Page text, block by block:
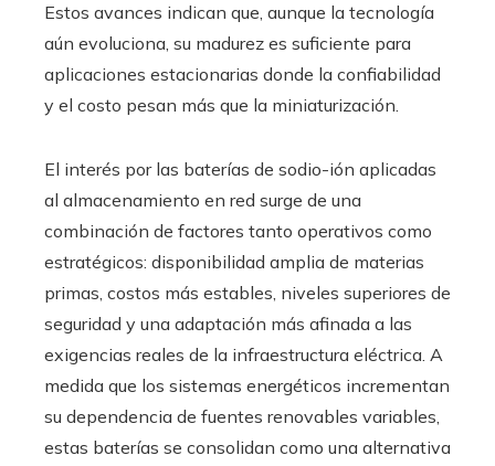
Estos avances indican que, aunque la tecnología
aún evoluciona, su madurez es suficiente para
aplicaciones estacionarias donde la confiabilidad
y el costo pesan más que la miniaturización.
El interés por las baterías de sodio-ión aplicadas
al almacenamiento en red surge de una
combinación de factores tanto operativos como
estratégicos: disponibilidad amplia de materias
primas, costos más estables, niveles superiores de
seguridad y una adaptación más afinada a las
exigencias reales de la infraestructura eléctrica. A
medida que los sistemas energéticos incrementan
su dependencia de fuentes renovables variables,
estas baterías se consolidan como una alternativa